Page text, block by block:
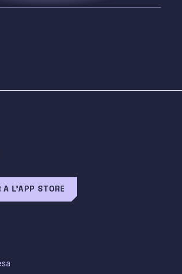
A L'APP STORE